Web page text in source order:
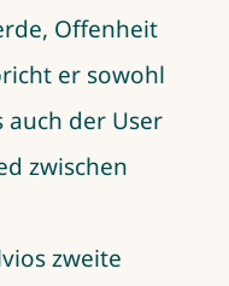
Offenheit
er sowohl
auch der User
zwischen
zweite